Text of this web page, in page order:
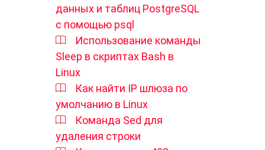
данных и таблиц PostgreSQL
с помощью psql
Использование команды
Sleep в скриптах Bash в
Linux
Как найти IP шлюза по
умолчанию в Linux
Команда Sed для
удаления строки